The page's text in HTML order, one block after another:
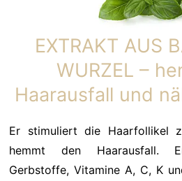
EXTRAKT AUS
WURZEL –
Haarausfall und
Er stimuliert die Haarfollikel
hemmt den Haarausfall.
Gerbstoffe, Vitamine A, C, K